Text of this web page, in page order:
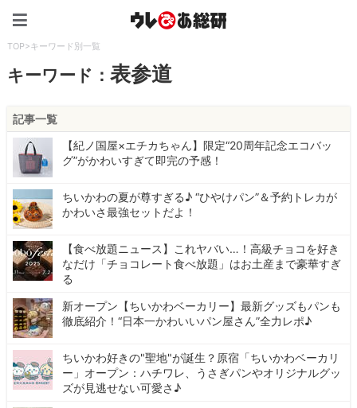
TOP>キーワード別一覧
キーワード：表参道
記事一覧
【紀ノ国屋×エチカちゃん】限定“20周年記念エコバッ
グ”がかわいすぎて即完の予感！
ちいかわの夏が尊すぎる♪ “ひやけパン”＆予約トレカが
かわいさ最強セットだよ！
【食べ放題ニュース】これヤバい…！高級チョコを好き
なだけ「チョコレート食べ放題」はお土産まで豪華すぎ
る
新オープン【ちいかわベーカリー】最新グッズもパンも
徹底紹介！“日本一かわいいパン屋さん”全力レポ♪
ちいかわ好きの"聖地"が誕生？原宿「ちいかわベーカリ
ー」オープン：ハチワレ、うさぎパンやオリジナルグッ
ズが見逃せない可愛さ♪